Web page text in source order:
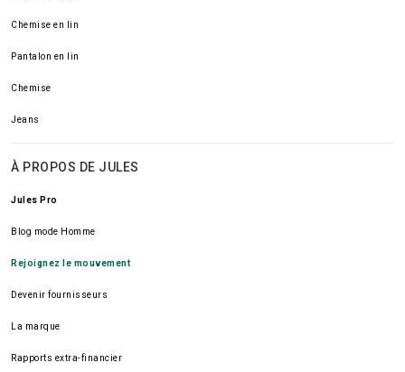
Chemise en lin
Pantalon en lin
Chemise
Jeans
À PROPOS DE JULES
Jules Pro
Blog mode Homme
Rejoignez le mouvement
Devenir fournisseurs
La marque
Rapports extra-financier